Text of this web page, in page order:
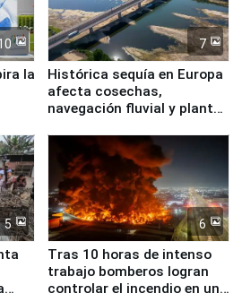
la
7
Histórica sequía en Europa
afecta cosechas,
navegación fluvial y plantas
5 6
Tras 10 horas de intenso
trabajo bomberos logran
controlar el incendio en una